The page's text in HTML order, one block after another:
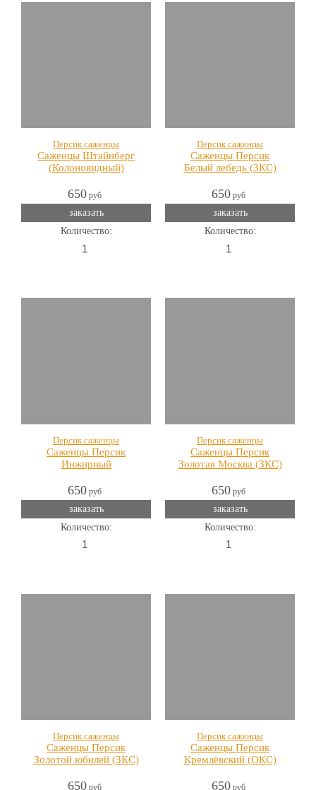
Персик саженцы
Саженцы Штайнберг
(Колоновидный)
650руб
заказать
Количество:
Персик саженцы
Саженцы Персик
Белый лебедь (ЗКС)
650руб
заказать
Количество:
Персик саженцы
Саженцы Персик
Инжирный
650руб
заказать
Количество:
Персик саженцы
Саженцы Персик
Золотая Москва (ЗКС)
650руб
заказать
Количество:
Персик саженцы
Саженцы Персик
Золотой юбилей (ЗКС)
650руб
Персик саженцы
Саженцы Персик
Кремлёвский (ОКС)
650руб